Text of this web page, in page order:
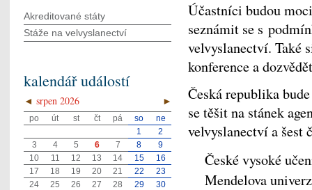
Účastníci budou
seznámit se s
velvyslanectví. Také
konference a
Česká republika
se těšit na stánek
velvyslanectví a šest
České vysoké
Mendelova
Akreditované státy
Stáže na velvyslanectví
kalendář událostí
◄ ►
srpen 2026
po út st čt pá so
ne
1
2
3
4 5 6 7 8
9
10
11 12 13 14 15
16
17
18 19 20 21 22
23
24
25 26 27 28 29
30